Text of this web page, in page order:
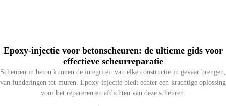
Epoxy-injectie voor betonscheuren: de ultieme gids voor
effectieve scheurreparatie
Scheuren in beton kunnen de integriteit van elke constructie in gevaar brengen,
van funderingen tot muren. Epoxy-injectie biedt echter een krachtige oplossing
voor het repareren en afdichten van deze scheuren.